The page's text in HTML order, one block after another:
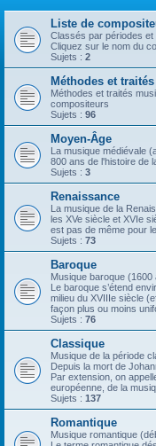
Liste de
Classés par périodes et
Cliquez sur le nom du
Sujets : 2
Méthodes et traités
Méthodes et traités
compositeurs
Sujets : 96
Moyen-Âge
La musique médiévale
800 ans de l'histoire de
Sujets : 3
Renaissance
La musique de la
les XVe siècle et XVIe
est pas de même pour
Sujets : 73
Baroque
Musique baroque (1600
Le baroque s’étend
milieu du XVIIIe siècle
façon plus ou moins
Sujets : 76
Classique
Musique de la période
Depuis la mort de
Par extension, on
européenne, de la
Sujets : 137
Romantique
Musique romantique